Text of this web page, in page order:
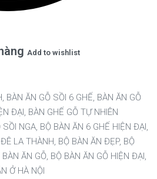
Add to wishlist
, BÀN ĂN GỖ SỒI 6 GHẾ, BÀN ĂN GỖ
ĐẠI, BÀN GHẾ GỖ TỰ NHIÊN
SỒI NGA, BỘ BÀN ĂN 6 GHẾ HIỆN ĐẠI,
LA THÀNH, BỘ BÀN ĂN ĐẸP, BỘ
BÀN ĂN GỖ, BỘ BÀN ĂN GỖ HIỆN ĐẠI,
Ở HÀ NỘI